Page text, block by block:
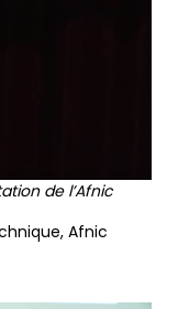
de l’Afnic
Afnic